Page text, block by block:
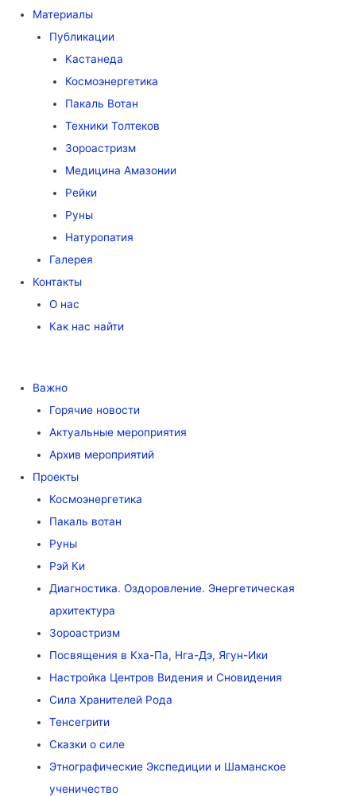
Материалы
Публикации
Кастанеда
Космоэнергетика
Пакаль Вотан
Техники Толтеков
Зороастризм
Медицина Амазонии
Рейки
Руны
Натуропатия
Галерея
Контакты
О нас
Как нас найти
Важно
Горячие новости
Актуальные мероприятия
Архив мероприятий
Проекты
Космоэнергетика
Пакаль вотан
Руны
Рэй Ки
Диагностика. Оздоровление. Энергетическая
архитектура
Зороастризм
Посвящения в Кха-Па, Нга-Дэ, Ягун-Ики
Настройка Центров Видения и Сновидения
Сила Хранителей Рода
Тенсегрити
Сказки о силе
Этнографические Экспедиции и Шаманское
ученичество